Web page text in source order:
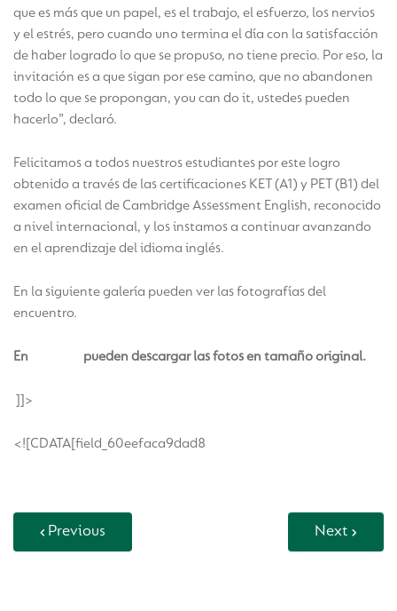
que es más que un papel, es el trabajo, el esfuerzo, los nervios
y el estrés, pero cuando uno termina el día con la satisfacción
de haber logrado lo que se propuso, no tiene precio. Por eso, la
invitación es a que sigan por ese camino, que no abandonen
todo lo que se propongan, you can do it, ustedes pueden
hacerlo”, declaró.
Felicitamos a todos nuestros estudiantes por este logro
obtenido a través de las certificaciones KET (A1) y PET (B1) del
examen oficial de Cambridge Assessment English, reconocido
a nivel internacional, y los instamos a continuar avanzando
en el aprendizaje del idioma inglés.
En la siguiente galería pueden ver las fotografías del
encuentro.
En pueden descargar las fotos en tamaño original.
]]>
<![CDATA[field_60eefaca9dad8
Previous Next